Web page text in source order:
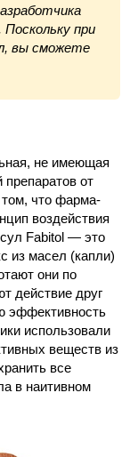
при
вы сможете
не имеющая
от
том, что фарма-
воздействия
Fabitol — это
из масел (капли)
они по
действие друг
эффективность
использовали
веществ из
все
в наитивном